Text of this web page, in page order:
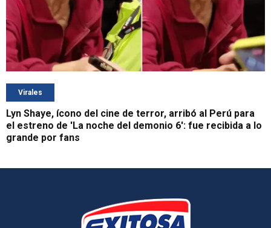
Virales
Lyn Shaye, ícono del cine de terror, arribó al Perú para
el estreno de 'La noche del demonio 6': fue recibida a lo
grande por fans